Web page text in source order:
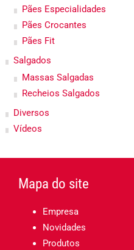
Pães Especialidades
Pães Crocantes
Pães Fit
Salgados
Massas Salgadas
Recheios Salgados
Diversos
Vídeos
Mapa do site
Empresa
Novidades
Produtos